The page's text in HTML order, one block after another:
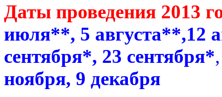
Даты проведения 2013
июля**, 5 августа**,12
сентября*, 23 сентября*
ноября, 9 декабря